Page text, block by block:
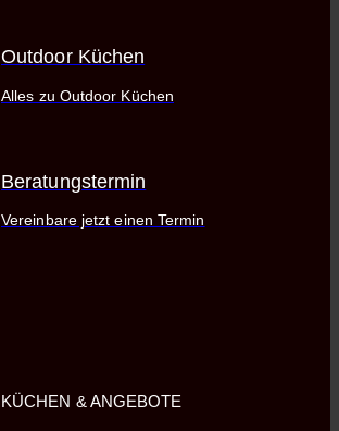
Outdoor Küchen
Alles zu Outdoor Küchen
Beratungstermin
Vereinbare jetzt einen Termin
KÜCHEN & ANGEBOTE